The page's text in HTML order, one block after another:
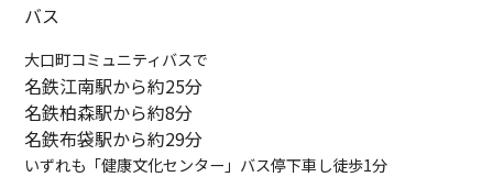
バス
大口町コミュニティバスで
名鉄江南駅から約25分
名鉄柏森駅から約8分
名鉄布袋駅から約29分
いずれも「健康文化センター」バス停下車し徒歩1分